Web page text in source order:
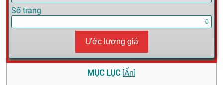
Số trang
Ước lượng giá
MỤC LỤC [Ẩn]